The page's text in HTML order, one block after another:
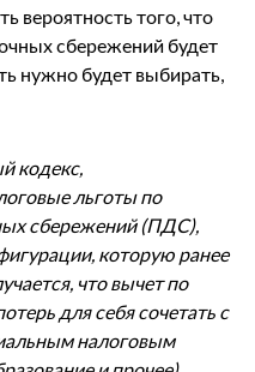
вероятность того, что
сбережений будет
нужно будет выбирать,
кодекс,
льготы по
сбережений (ПДС),
которую ранее
что вычет по
для себя сочетать с
налоговым